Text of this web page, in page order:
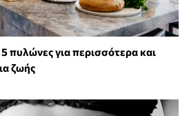
πυλώνες για περισσότερα και
ζωής